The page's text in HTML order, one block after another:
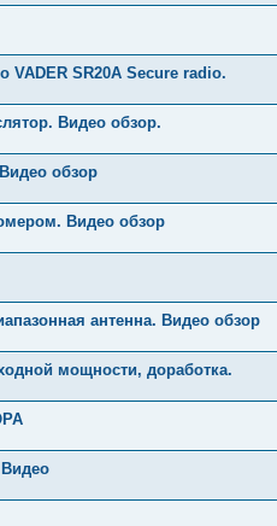
VADER SR20A Secure radio.
Видео обзор.
обзор
Видео обзор
антенна. Видео обзор
мощности, доработка.